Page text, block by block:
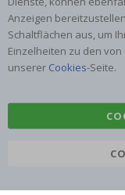
Anzeigen
Schaltflächen aus, um
Einzelheiten zu den
unserer Cookies-Seite.